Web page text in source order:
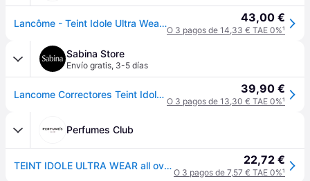
Lancôme - Teint Idole Ultra Wear All Over Concealer - Corrector 43,00 €
O 3 pagos de 14,33 € TAE 0%¹
Sabina Store
Envío gratis, 3-5 días
Lancome Correctores Teint Idole Ultra Wear All Over Concealer Corrector Maquillaje 39,90 €
O 3 pagos de 13,30 € TAE 0%¹
Perfumes Club
TEINT IDOLE ULTRA WEAR all over concealer #023-buff 22,72 €
O 3 pagos de 7,57 € TAE 0%¹